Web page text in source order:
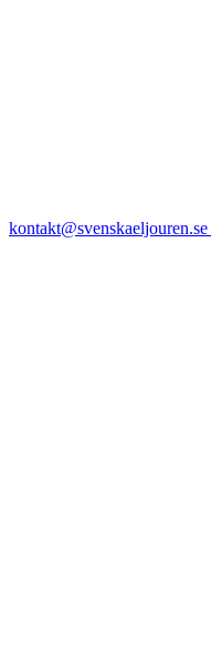
kontakt@svenskaeljouren.se